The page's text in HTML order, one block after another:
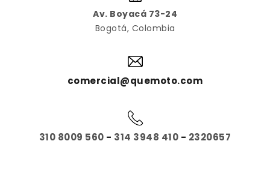
Av. Boyacá 73-24
Bogotá, Colombia
comercial@quemoto.com
310 8009 560 - 314 3948 410 - 2320657